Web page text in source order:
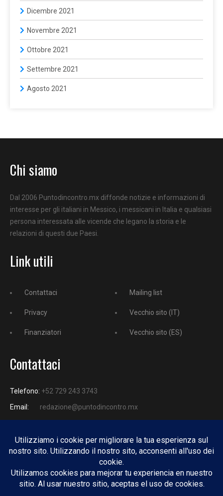
Dicembre 2021
Novembre 2021
Ottobre 2021
Settembre 2021
Agosto 2021
Chi siamo
Dal 2006 Puntodincontro.mx diffonde notizie e informazioni di
interesse per gli italiani in Messico, i messicani in Italia e qualsiasi
persona interessata alle vicende che legano la storia e le
relazioni di questi due Paesi.
Link utili
Contattaci
Privacy
Finanziatori
Mailing list
Vecchio sito (IT)
Vecchio sito (ES)
Contattaci
Telefono: +52 729 243 3743
Email:
redazione@puntodincontro.mx
PUNTODINCONTRO